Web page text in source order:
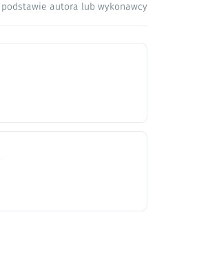
podstawie autora lub wykonawcy